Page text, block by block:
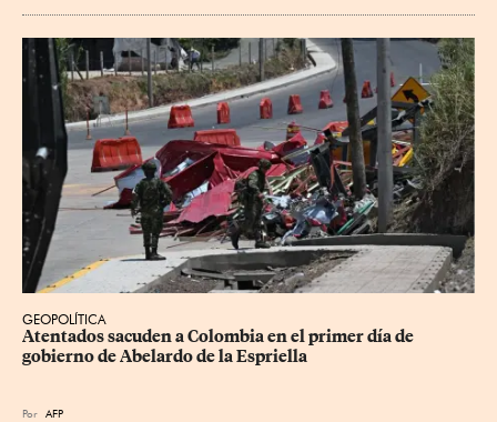
GEOPOLÍTICA
Atentados sacuden a Colombia en el primer día de
gobierno de Abelardo de la Espriella
Por AFP